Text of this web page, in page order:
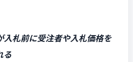
入札前に受注者や入札価格を
る